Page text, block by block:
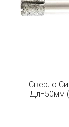
Сверло
Дл=50мм